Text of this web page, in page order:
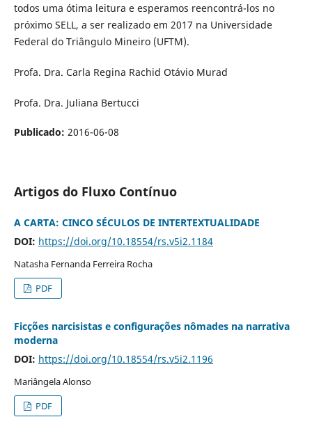
todos uma ótima leitura e esperamos reencontrá-los no
próximo SELL, a ser realizado em 2017 na Universidade
Federal do Triângulo Mineiro (UFTM).
Profa. Dra. Carla Regina Rachid Otávio Murad
Profa. Dra. Juliana Bertucci
Publicado: 2016-06-08
Artigos do Fluxo Contínuo
A CARTA: CINCO SÉCULOS DE INTERTEXTUALIDADE
DOI: https://doi.org/10.18554/rs.v5i2.1184
Natasha Fernanda Ferreira Rocha
PDF
Ficções narcisistas e configurações nômades na narrativa
moderna
DOI: https://doi.org/10.18554/rs.v5i2.1196
Mariângela Alonso
PDF